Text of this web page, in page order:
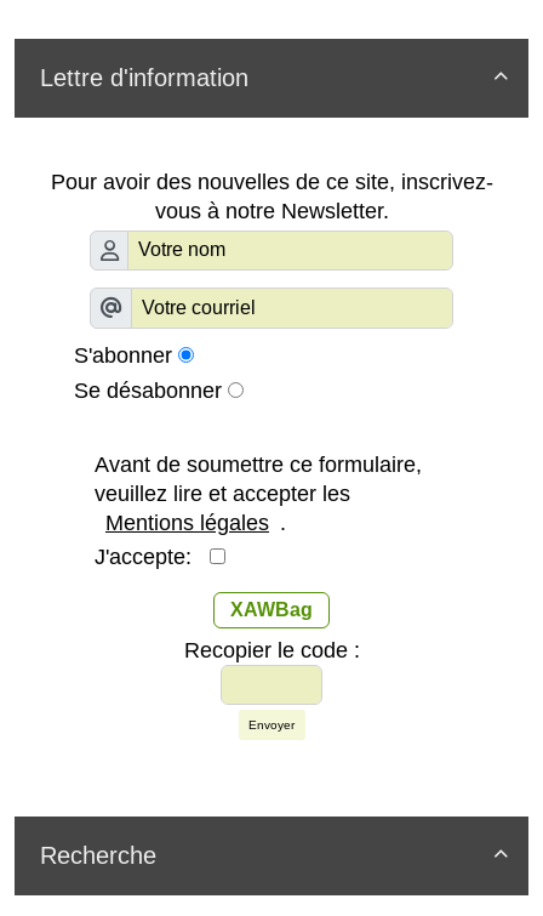

Lettre d'information
Pour avoir des nouvelles de ce site, inscrivez-
vous à notre Newsletter.
S'abonner
Se désabonner
Avant de soumettre ce formulaire,
veuillez lire et accepter les
Mentions légales .
J'accepte:
XAWBag
Recopier le code :
Envoyer

Recherche